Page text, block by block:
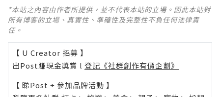
*本站之內容由作者所提供，並不代表本站的立場。因此本站對
所有博客的立場、真實性、準確性及完整性不負任何法律責
任。
【 U Creator 招募 】
出Post賺現金獎賞 l 登記《社群創作有價企劃》
【 睇Post + 參加品牌活動 】